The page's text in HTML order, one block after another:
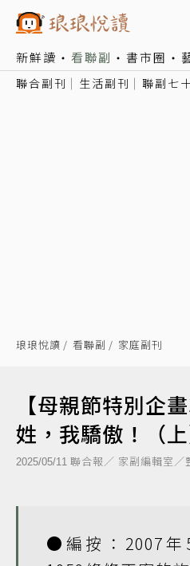
新鮮讀 看聯副 書市圈
聯合副刊 生活副刊 聯副七
琅琅悅讀 看聯副 家庭副刊
【母親節特別企
姓，我驕傲！（上
2025/05/11 聯合報／ 家副編輯室／
●編按：2007年